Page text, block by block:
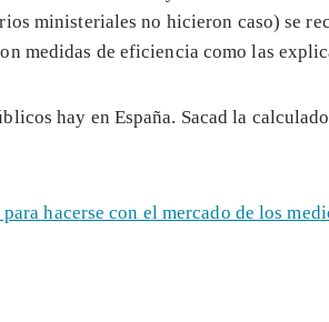
ministeriales no hicieron caso) se
medidas de eficiencia como las
hay en España. Sacad la
hacerse con el mercado de los